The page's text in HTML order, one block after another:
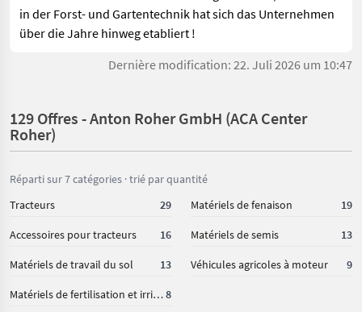
in der Forst- und Gartentechnik hat sich das Unternehmen
über die Jahre hinweg etabliert !
Dernière modification: 22. Juli 2026 um 10:47
129 Offres - Anton Roher GmbH (ACA Center
Roher)
Réparti sur 7 catégories · trié par quantité
Tracteurs
29 Matériels de fenaison 19
Accessoires pour tracteurs 16 Matériels de semis 13
Matériels de travail du sol 13 Véhicules agricoles à moteur 9
Matériels de fertilisation et irrigation8